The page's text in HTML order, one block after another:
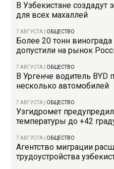
В Узбекистане создадут
для всех махаллей
7 АВГУСТА ОБЩЕСТВО
Более 20 тонн
допустили на рынок
7 АВГУСТА ОБЩЕСТВО
В Ургенче водитель BYD
несколько автомобилей
7 АВГУСТА ОБЩЕСТВО
Узгидромет
температуры до +42
7 АВГУСТА ОБЩЕСТВО
Агентство миграции
трудоустройства